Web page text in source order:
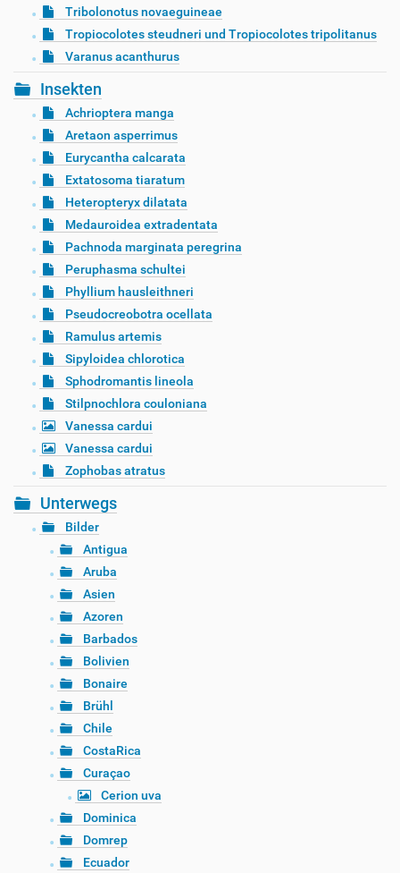
Tribolonotus novaeguineae
Tropiocolotes steudneri und Tropiocolotes tripolitanus
Varanus acanthurus
Insekten
Achrioptera manga
Aretaon asperrimus
Eurycantha calcarata
Extatosoma tiaratum
Heteropteryx dilatata
Medauroidea extradentata
Pachnoda marginata peregrina
Peruphasma schultei
Phyllium hausleithneri
Pseudocreobotra ocellata
Ramulus artemis
Sipyloidea chlorotica
Sphodromantis lineola
Stilpnochlora couloniana
Vanessa cardui
Vanessa cardui
Zophobas atratus
Unterwegs
Bilder
Antigua
Aruba
Asien
Azoren
Barbados
Bolivien
Bonaire
Brühl
Chile
CostaRica
Curaçao
Cerion uva
Dominica
Domrep
Ecuador